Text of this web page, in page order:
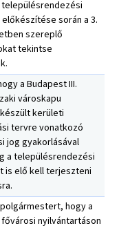
során a 3.
szereplő
tekintse
a Budapest III.
városkapu
kerületi
tervre vonatkozó
jog gyakorlásával
a településrendezési
is elő kell terjeszteni
hogy a
nyilvántartáson